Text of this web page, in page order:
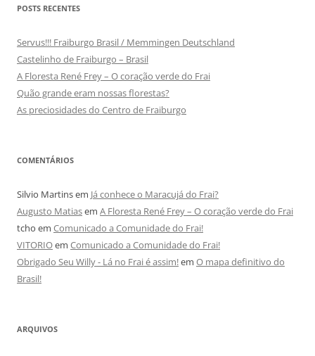
POSTS RECENTES
Servus!!! Fraiburgo Brasil / Memmingen Deutschland
Castelinho de Fraiburgo – Brasil
A Floresta René Frey – O coração verde do Frai
Quão grande eram nossas florestas?
As preciosidades do Centro de Fraiburgo
COMENTÁRIOS
Silvio Martinsem Já conhece o Maracujá do Frai?
Augusto Matiasem A Floresta René Frey – O coração verde do Frai
tcho em Comunicado a Comunidade do Frai!
VITORIOem Comunicado a Comunidade do Frai!
Obrigado Seu Willy - Lá no Frai é assim!em O mapa definitivo do
Brasil!
ARQUIVOS